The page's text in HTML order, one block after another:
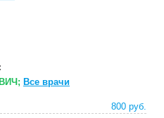
Все врачи
800 руб.